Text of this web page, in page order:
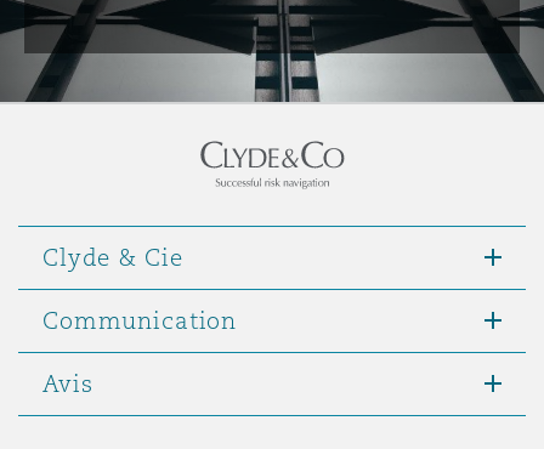
Clyde & Cie
Communication
Avis